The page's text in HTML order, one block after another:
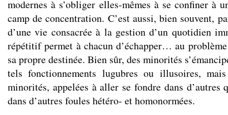
modernes à s’obliger elles-mêmes à se confiner à
camp de concentration. C’est aussi, bien souvent,
d’une vie consacrée à la gestion d’un quotidien
répétitif permet à chacun d’échapper… au
sa propre destinée. Bien sûr, des minorités
tels fonctionnements lugubres ou illusoires,
minorités, appelées à aller se fondre dans d’autres
dans d’autres foules hétéro- et homonormées.